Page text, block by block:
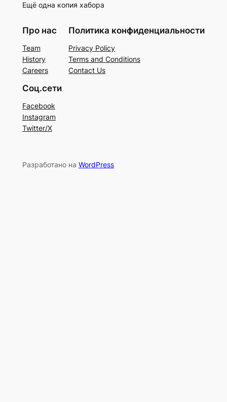
Ещё одна копия хабора
Про нас
Team
History
Careers
Политика конфиденциальности
Privacy Policy
Terms and Conditions
Contact Us
Соц.сети
Facebook
Instagram
Twitter/X
Разработано на WordPress